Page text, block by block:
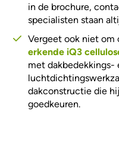
in de brochure,
specialisten staan
Vergeet ook niet
erkende iQ3
met dakbedekkings-
dakconstructie die
goedkeuren.